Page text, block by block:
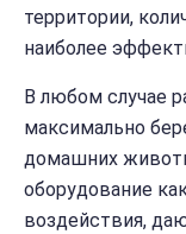
территории,
наиболее
В любом случае
максимально
домашних
оборудование
воздействия,